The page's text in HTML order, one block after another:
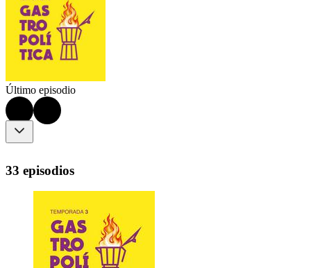
Último episodio
33 episodios